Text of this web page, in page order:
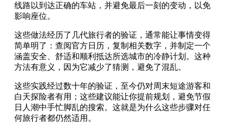
线路以到达正确的车站，并避免最后一刻的变动，以免
影响座位。
这些做法经历了几代旅行者的验证，通常能让事情变得
简单明了：查阅官方日历，复制相关数字，并制定一个
涵盖安全、舒适和顺利抵达所选城市的冷静计划。这种
方法有意义，因为它减少了猜测，避免了混乱。
这些实践经过数十年的验证，至今仍对周末短途游客和
白天探险者有用；这些建议能让你提前规划，避免节假
日人潮中手忙脚乱的搜索。这就是为什么这些步骤对任
何旅行者都仍然适用。